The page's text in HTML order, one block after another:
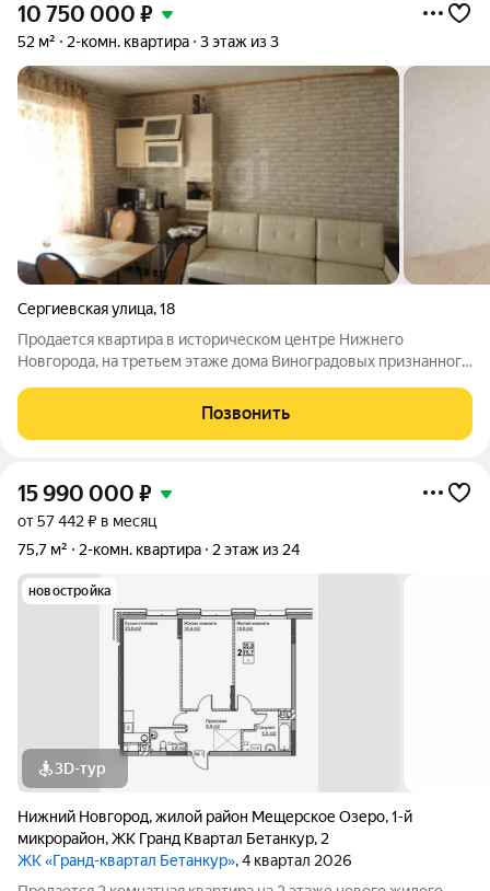
10 750 000 ₽
52 м² 2-комн. квартира 3 этаж из 3
Сергиевская улица,18
Продается квартира в историческом центре Нижнего
Новгорода, на третьем этаже дома Виноградовых признанного
Сергиевская, 18. Ключевой особенностью является вид из окон
на храм Сергия
Позвонить
15 990 000 ₽
от 57 442 ₽ в месяц
75,7 м²
2-комн. квартира 2 этаж из 24
новостройка
3D-тур
Нижний Новгород,жилой район Мещерское Озеро,1-й
микрорайон,ЖК Гранд Квартал Бетанкур, 2
ЖК «Гранд-квартал Бетанкур», 4 квартал 2026